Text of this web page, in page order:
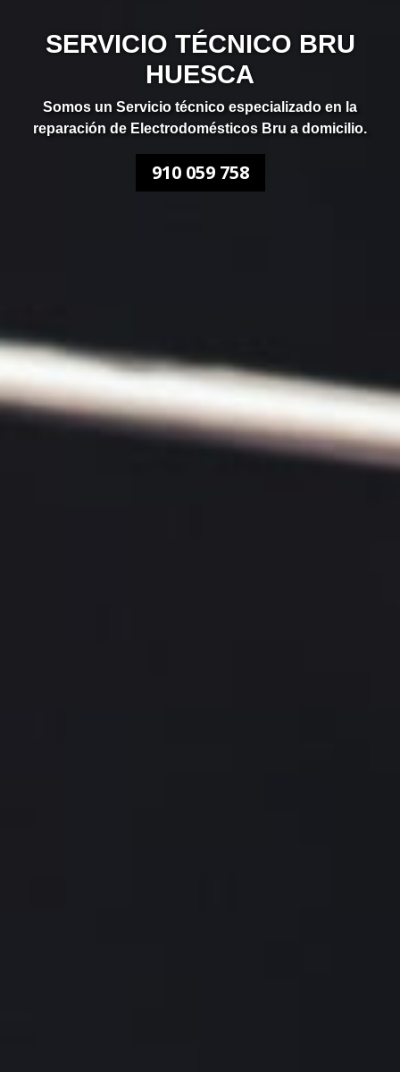
SERVICIO TÉCNICO BRU
HUESCA
Somos un Servicio técnico especializado en la
reparación de Electrodomésticos Bru a domicilio.
910 059 758